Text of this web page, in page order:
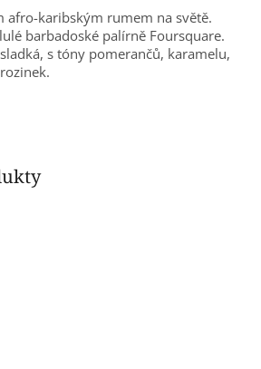
afro-karibským rumem na světě.
barbadoské palírně Foursquare.
s tóny pomerančů, karamelu,